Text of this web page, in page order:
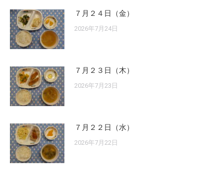
７月２４日（金）
2026年7月24日
７月２３日（木）
2026年7月23日
７月２２日（水）
2026年7月22日